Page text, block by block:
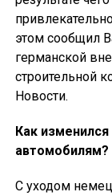
этом сообщил
германской
строительной
Новости.
Как
автомобилям?
С уходом